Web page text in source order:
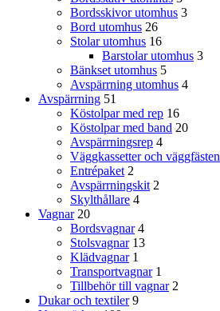
Bordsskivor utomhus 3
Bord utomhus 26
Stolar utomhus 16
Barstolar utomhus 3
Bänkset utomhus 5
Avspärrning utomhus 4
Avspärrning 51
Köstolpar med rep 16
Köstolpar med band 20
Avspärrningsrep 4
Väggkassetter och väggfästen
Entrépaket 2
Avspärrningskit 2
Skylthållare 4
Vagnar 20
Bordsvagnar 4
Stolsvagnar 13
Klädvagnar 1
Transportvagnar 1
Tillbehör till vagnar 2
Dukar och textiler 9